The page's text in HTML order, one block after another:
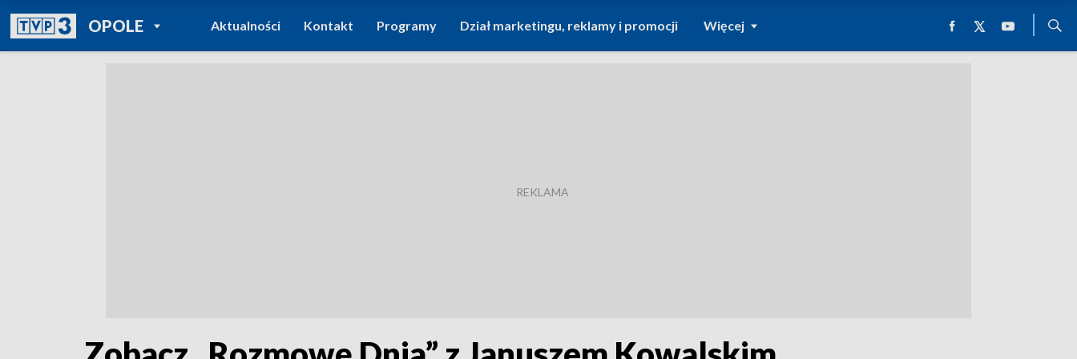
OPOLEPOWRÓT DO
TVP REGIONY
Aktualności Kontakt Programy Dział marketingu, reklamy i promocji Więcej